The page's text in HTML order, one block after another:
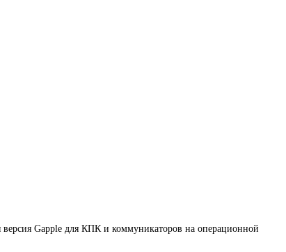
версия Gapple для КПК и коммуникаторов на операционной